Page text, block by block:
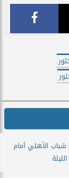
شباب الأهلي أمام